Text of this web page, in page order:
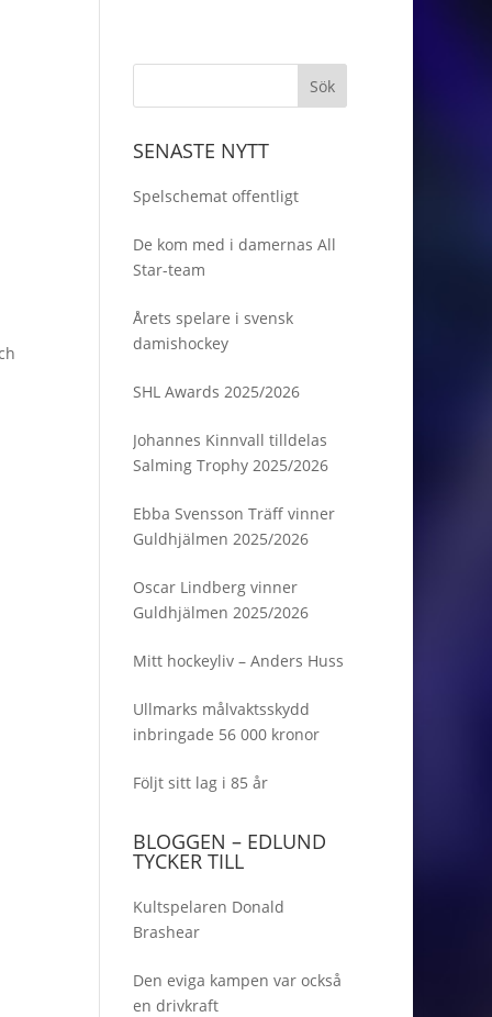
SENASTE NYTT
Spelschemat offentligt
De kom med i damernas All
Star-team
Årets spelare i svensk
damishockey
SHL Awards 2025/2026
Johannes Kinnvall tilldelas
Salming Trophy 2025/2026
Ebba Svensson Träff vinner
Guldhjälmen 2025/2026
Oscar Lindberg vinner
Guldhjälmen 2025/2026
Mitt hockeyliv – Anders Huss
Ullmarks målvaktsskydd
inbringade 56 000 kronor
Följt sitt lag i 85 år
BLOGGEN – EDLUND
TYCKER TILL
Kultspelaren Donald
Brashear
Den eviga kampen var också
en drivkraft